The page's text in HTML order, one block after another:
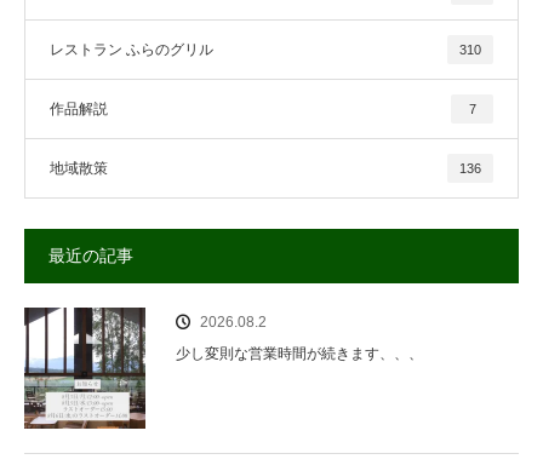
レストラン ふらのグリル 310
作品解説 7
地域散策 136
最近の記事
2026.08.2
少し変則な営業時間が続きます、、、